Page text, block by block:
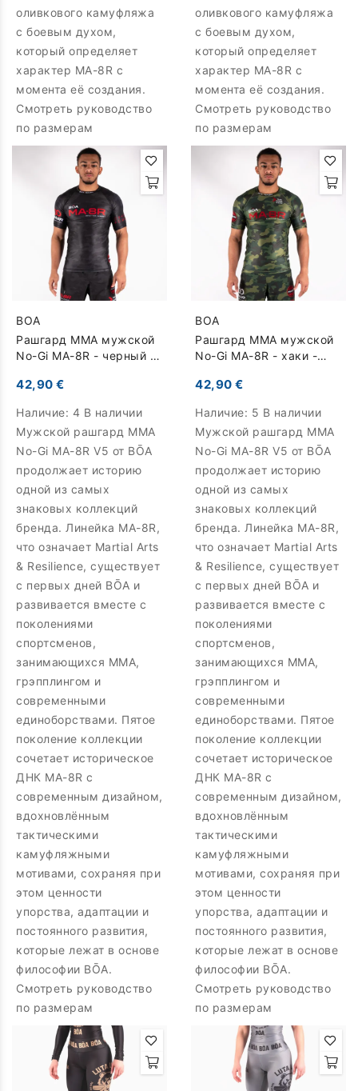
оливкового камуфляжа
с боевым духом,
который определяет
характер MA-8R с
момента её создания.
Смотреть руководство
по размерам
оливкового камуфляжа
с боевым духом,
который определяет
характер MA-8R с
момента её создания.
Смотреть руководство
по размерам
BOA
Рашгард MMA мужской
No-Gi MA-8R - черный -
42,90 €
Наличие: 4 В наличии
Мужской рашгард MMA
No-Gi MA-8R V5 от BŌA
продолжает историю
одной из самых
знаковых коллекций
бренда. Линейка MA-8R,
что означает Martial Arts
& Resilience, существует
с первых дней BŌA и
развивается вместе с
поколениями
спортсменов,
занимающихся MMA,
грэпплингом и
современными
единоборствами. Пятое
поколение коллекции
сочетает историческое
ДНК MA-8R с
современным дизайном,
вдохновлённым
тактическими
камуфляжными
мотивами, сохраняя при
этом ценности
упорства, адаптации и
постоянного развития,
которые лежат в основе
философии BŌA.
Смотреть руководство
по размерам
BOA
Рашгард MMA мужской
No-Gi MA-8R - хаки -
42,90 €
Наличие: 5 В наличии
Мужской рашгард MMA
No-Gi MA-8R V5 от BŌA
продолжает историю
одной из самых
знаковых коллекций
бренда. Линейка MA-8R,
что означает Martial Arts
& Resilience, существует
с первых дней BŌA и
развивается вместе с
поколениями
спортсменов,
занимающихся MMA,
грэпплингом и
современными
единоборствами. Пятое
поколение коллекции
сочетает историческое
ДНК MA-8R с
современным дизайном,
вдохновлённым
тактическими
камуфляжными
мотивами, сохраняя при
этом ценности
упорства, адаптации и
постоянного развития,
которые лежат в основе
философии BŌA.
Смотреть руководство
по размерам